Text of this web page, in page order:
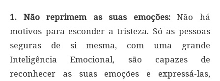
1. Não reprimem as suas emoções:Não há
motivos para esconder a tristeza. Só as pessoas
seguras de si mesma, com uma grande
Inteligência Emocional, são capazes de
reconhecer as suas emoções e expressá-las,